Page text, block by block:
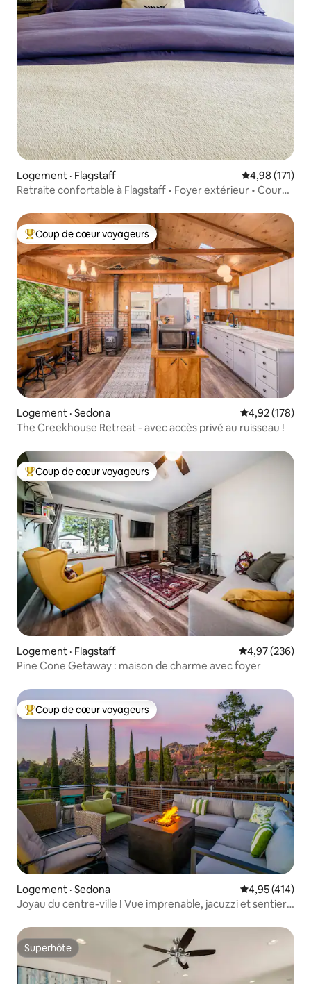
Logement · Flagstaff Note
4,98 (171)
Retraite confortable à Flagstaff • Foyer extérieur • Cour
Coup de cœur voyageurs parmi les plus aimés
Coup de cœur voyageurs
Logement · Sedona Note
4,92 (178)
The Creekhouse Retreat - avec accès privé au ruisseau !
Coup de cœur voyageurs parmi les plus aimés
Coup de cœur voyageurs
Logement · Flagstaff Note
4,97 (236)
Pine Cone Getaway : maison de charme avec foyer
Coup de cœur voyageurs parmi les plus aimés
Coup de cœur voyageurs
Logement · Sedona Note
4,95 (414)
Joyau du centre-ville ! Vue imprenable, jacuzzi et sentiers
Superhôte
Superhôte